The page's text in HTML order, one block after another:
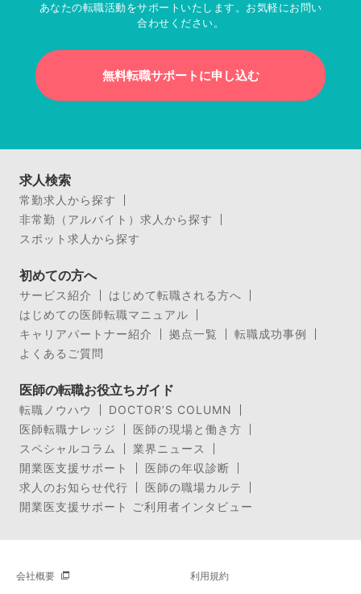
あなたの転職活動をサポートいたします。お気軽にお問い
合わせください。
無料転職サポートに申し込む
求人検索
常勤求人から探す
非常勤（アルバイト）求人から探す
スポット求人から探す
初めての方へ
サービス紹介
はじめて転職される方へ
はじめての医師転職マニュアル
キャリアパートナー紹介
拠点一覧
転職成功事例
よくあるご質問
医師の転職お役立ちガイド
転職ノウハウ
DOCTOR’S COLUMN
医師転職ナレッジ
医師の現場と働き方
スペシャルコラム
業界ニュース
開業医支援サポート
医師の年収診断
求人のお知らせ代行
医師の職場カルテ
開業医支援サポート ご利用者インタビュー
会社概要 利用規約